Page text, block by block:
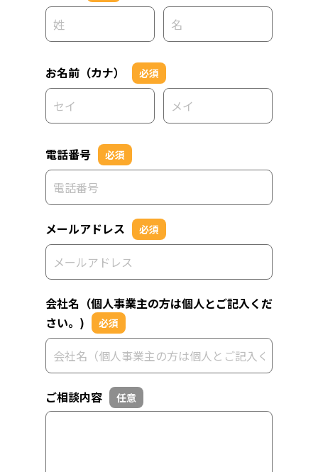
お名前（カナ） 必須
電話番号 必須
メールアドレス 必須
会社名（個人事業主の方は個人とご記入くだ
さい。)
必須
ご相談内容 任意